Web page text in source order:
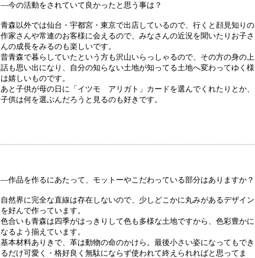
―今の活動をされていて良かったと思う事は？
青森以外では仙台・宇都宮・東京で出店しているので、行くと顔見知りの
作家さんや常連のお客様に会えるので、みなさんの近況を聞いたりお子さ
んの成長をみるのも楽しいです。
昔青森で暮らしていたという方も沢山いらっしゃるので、その方の身の上
話も思い出になり、自分の知らない土地が知ってる土地へ変わってゆく様
は嬉しいものです。
あと子供が母の日に「イツモ アリガト」カードを選んでくれたりとか、
子供は何を選ぶんだろうと見るのも好きです。
―作品を作るにあたって、モットーやこだわっている部分はありますか？
自然界に完全な直線は存在しないので、少しどこかに丸みがあるデザイン
を好んで作っています。
色合いも青森は四季がはっきりして色も多様な土地ですから、色彩豊かに
なるよう揃えています。
基本材料ありきで、革は動物の命のかけら。最後小さい姿になってもでき
るだけ可愛く・格好良く無駄にならず使われて終えられればと思ってま